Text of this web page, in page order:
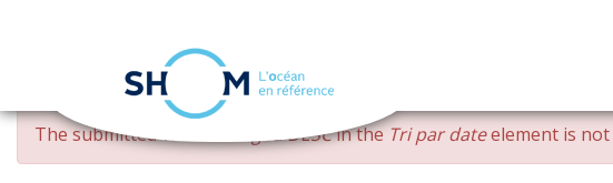
Skip
main
ERROR
MESSAGE
The submitted value changed DESCin theTri par dateelement is not